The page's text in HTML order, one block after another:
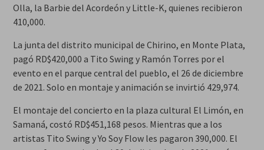
Olla, la Barbie del Acordeón y Little-K, quienes recibieron
410,000.
La junta del distrito municipal de Chirino, en Monte Plata,
pagó RD$420,000 a Tito Swing y Ramón Torres por el
evento en el parque central del pueblo, el 26 de diciembre
de 2021. Solo en montaje y animación se invirtió 429,974.
El montaje del concierto en la plaza cultural El Limón, en
Samaná, costó RD$451,168 pesos. Mientras que a los
artistas Tito Swing y Yo Soy Flow les pagaron 390,000. El